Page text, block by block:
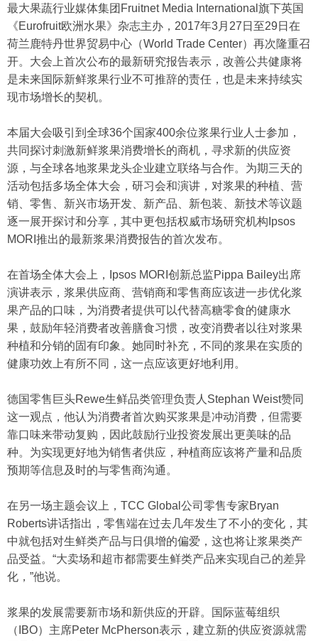
最大果蔬行业媒体集团Fruitnet Media International旗下英国
《Eurofruit欧洲水果》杂志主办，2017年3月27日至29日在
荷兰鹿特丹世界贸易中心（World Trade Center）再次隆重召
开。大会上首次公布的最新研究报告表示，改善公共健康将
是未来国际新鲜浆果行业不可推辞的责任，也是未来持续实
现市场增长的契机。
本届大会吸引到全球36个国家400余位浆果行业人士参加，
共同探讨刺激新鲜浆果消费增长的商机，寻求新的供应资
源，与全球各地浆果龙头企业建立联络与合作。为期三天的
活动包括多场全体大会，研习会和演讲，对浆果的种植、营
销、零售、新兴市场开发、新产品、新包装、新技术等议题
逐一展开探讨和分享，其中更包括权威市场研究机构Ipsos
MORI推出的最新浆果消费报告的首次发布。
在首场全体大会上，Ipsos MORI创新总监Pippa Bailey出席
演讲表示，浆果供应商、营销商和零售商应该进一步优化浆
果产品的口味，为消费者提供可以代替高糖零食的健康水
果，鼓励年轻消费者改善膳食习惯，改变消费者以往对浆果
种植和分销的固有印象。她同时补充，不同的浆果在实质的
健康功效上有所不同，这一点应该更好地利用。
德国零售巨头Rewe生鲜品类管理负责人Stephan Weist赞同
这一观点，他认为消费者首次购买浆果是冲动消费，但需要
靠口味来带动复购，因此鼓励行业投资发展出更美味的品
种。为实现更好地为销售者供应，种植商应该将产量和品质
预期等信息及时的与零售商沟通。
在另一场主题会议上，TCC Global公司零售专家Bryan
Roberts讲话指出，零售端在过去几年发生了不小的变化，其
中就包括对生鲜类产品与日俱增的偏爱，这也将让浆果类产
品受益。“大卖场和超市都需要生鲜类产品来实现自己的差异
化，”他说。
浆果的发展需要新市场和新供应的开辟。国际蓝莓组织
（IBO）主席Peter McPherson表示，建立新的供应资源就需